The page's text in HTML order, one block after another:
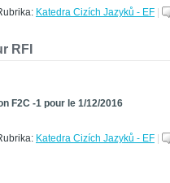
Katedra Cizích Jazyků - EF
RFI
F2C -1 pour le 1/12/2016
Katedra Cizích Jazyků - EF